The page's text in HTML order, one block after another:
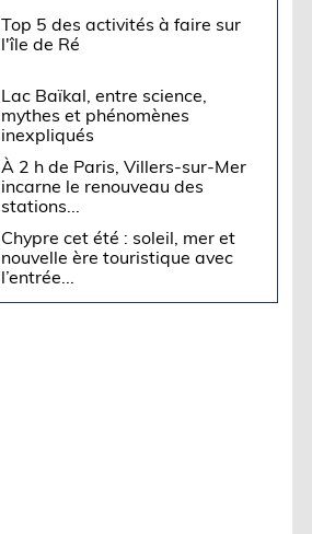
Top 5 des activités à faire sur
l'île de Ré
Lac Baïkal, entre science,
mythes et phénomènes
inexpliqués
À 2 h de Paris, Villers-sur-Mer
incarne le renouveau des
stations...
Chypre cet été : soleil, mer et
nouvelle ère touristique avec
l’entrée...